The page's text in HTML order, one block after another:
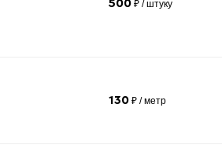
500₽ / штуку
130₽ / метр